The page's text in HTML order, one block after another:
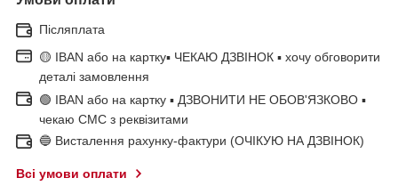
Післяплата
🟡 IBAN або на картку▪ ЧЕКАЮ ДЗВІНОК ▪ хочу обговорити
деталі замовлення
🟢 IBAN або на картку ▪ ДЗВОНИТИ НЕ ОБОВ'ЯЗКОВО ▪
чекаю СМС з реквізитами
🔵 Висталення рахунку-фактури (ОЧІКУЮ НА ДЗВІНОК)
Всі умови оплати